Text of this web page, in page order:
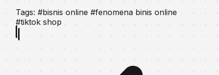
Tags: #bisnis online #fenomena binis online
#tiktok shop